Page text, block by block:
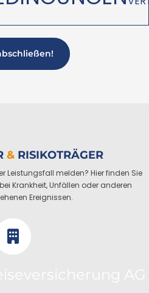
&RISIKOTRÄGER
Leistungsfall melden? Hier finden Sie
Krankheit, Unfällen oder anderen
Ereignissen.